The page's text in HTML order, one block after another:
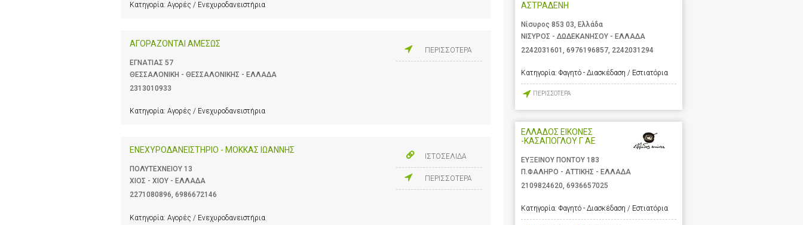
Κατηγορία: Αγορές / Ενεχυροδανειστήρια
ΑΓΟΡΑΖΟΝΤΑΙ ΑΜΕΣΩΣ
ΕΓΝΑΤΙΑΣ 57
ΘΕΣΣΑΛΟΝΙΚΗ - ΘΕΣΣΑΛΟΝΙΚΗΣ - ΕΛΛΑΔΑ
2313010933
Κατηγορία: Αγορές / Ενεχυροδανειστήρια
ΠΕΡΙΣΣΟΤΕΡΑ
ΕΝΕΧΥΡΟΔΑΝΕΙΣΤΗΡΙΟ - ΜΟΚΚΑΣ ΙΩΑΝΝΗΣ
ΠΟΛΥΤΕΧΝΕΙΟΥ 13
ΧΙΟΣ - ΧΙΟΥ - ΕΛΛΑΔΑ
2271080896, 6986672146
Κατηγορία: Αγορές / Ενεχυροδανειστήρια
ΙΣΤΟΣΕΛΙΔΑ
ΠΕΡΙΣΣΟΤΕΡΑ
ΑΣΤΡΑΔΕΝΗ
Νίσυρος 853 03, Ελλάδα
ΝΙΣΥΡΟΣ - ΔΩΔΕΚΑΝΗΣΟΥ - ΕΛΛΑΔΑ
2242031601
6976196857 2242031294
Κατηγορία: Φαγητό - Διασκέδαση / Εστιατόρια
ΠΕΡΙΣΣΟΤΕΡΑ
ΕΛΛΑΔΟΣ ΕΙΚΟΝΕΣ
-ΚΑΣΑΠΟΓΛΟΥ Γ ΑΕ
ΕΥΞΕΙΝΟΥ ΠΟΝΤΟΥ 183
Π.ΦΑΛΗΡΟ - ΑΤΤΙΚΗΣ - ΕΛΛΑΔΑ
2109824620, 6936657025
Κατηγορία: Φαγητό - Διασκέδαση / Εστιατόρια